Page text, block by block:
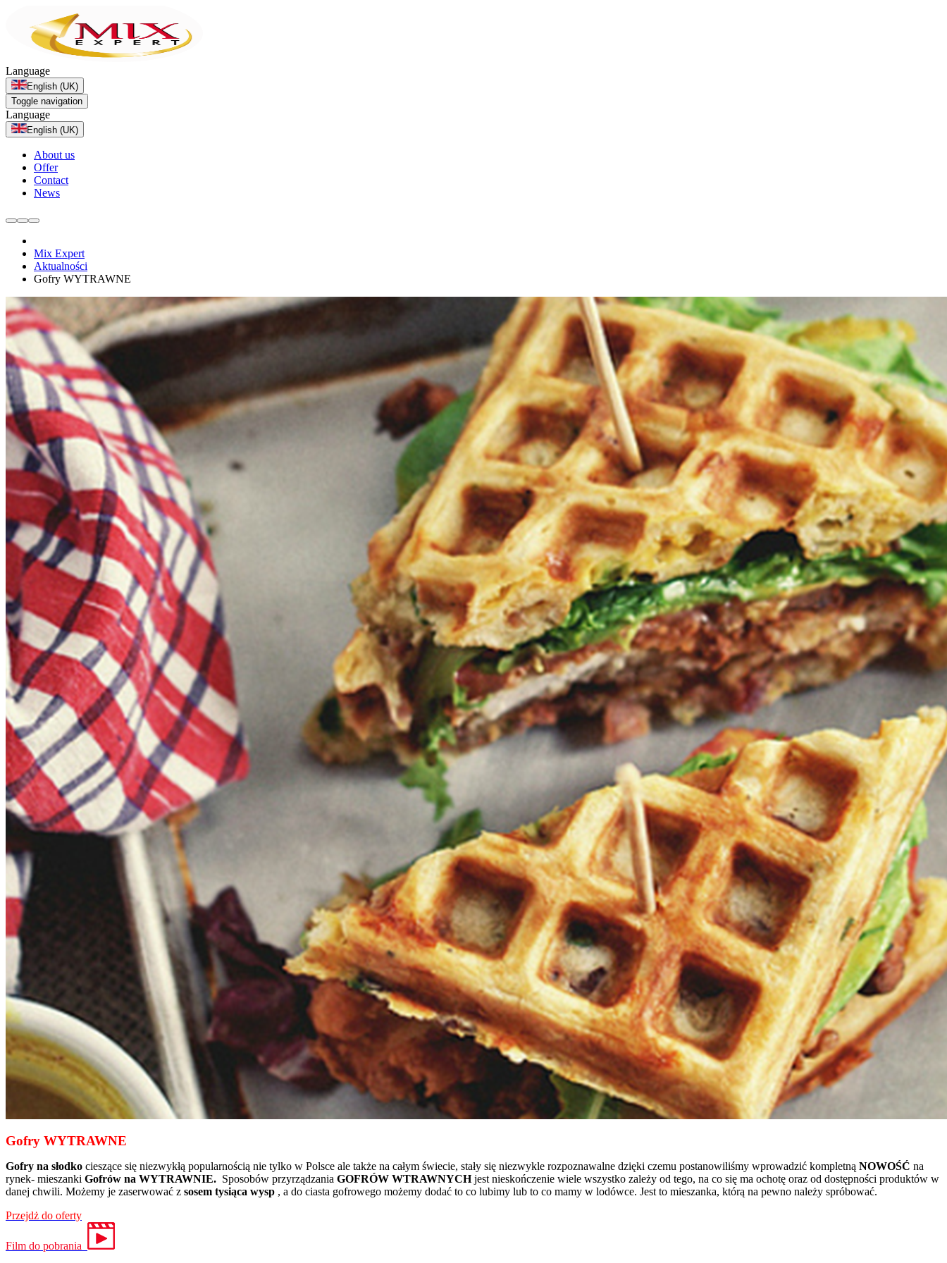
Language
English (UK)
Toggle navigation
Language
English (UK)
About us
Offer
Contact
News
Mix Expert
Aktualności
Gofry WYTRAWNE
Gofry WYTRAWNE
Gofry na słodko cieszące się niezwykłą popularnością nie tylko w Polsce ale także na całym świecie, stały się niezwykle rozpoznawalne dzięki czemu postanowiliśmy wprowadzić kompletną NOWOŚĆ na
rynek- mieszanki Gofrów na WYTRAWNIE. Sposobów przyrządzania GOFRÓW WTRAWNYCHjest niesk­ończenie wiele wszystko zależy od tego, na co się ma ochotę oraz od dostępności produktów w
danej chwili. Możemy je zaserwować z sosem tysiąca wysp , a do ciasta gofrowego możemy dodać to co lubimy lub to co mamy w lodówce. Jest to mieszanka, którą na pewno należy spróbować.
Przejdż do oferty
Film do pobrania